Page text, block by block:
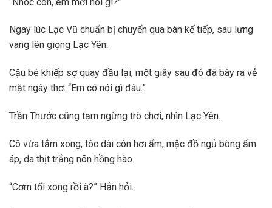
Ngay lúc Lạc Vũ chuẩn bị chuyển qua bàn kế tiếp, sau lưng
vang lên giọng Lạc Yên.
Cậu bé khiếp sợ quay đầu lại, một giây sau đó đã bày ra vẻ
mặt ngây thơ: “Em có nói gì đâu.”
Trần Thước cũng tạm ngừng trò chơi, nhìn Lạc Yên.
Cô vừa tắm xong, tóc dài còn hơi ẩm, mặc đồ ngủ bông ấm
áp, da thịt trắng nõn hồng hào.
“Cơm tối xong rồi à?” Hắn hỏi.